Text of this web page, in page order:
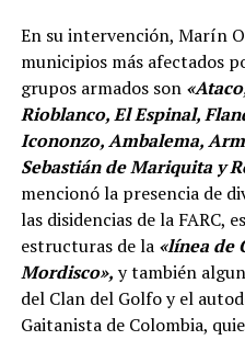
En su intervención, Marín
municipios más afectados
grupos armados son
Rioblanco, El Espinal,
Icononzo, Ambalema,
Sebastián de Mariquita y
mencionó la presencia de
las disidencias de la FARC,
estructuras de la«línea de
Mordisco», y también
del Clan del Golfo y el
Gaitanista de Colombia,